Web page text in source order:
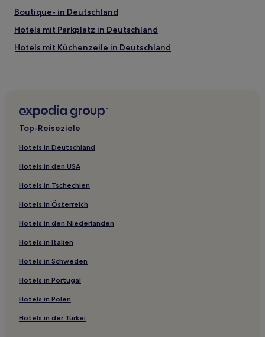
Boutique- in Deutschland
Hotels mit Parkplatz in Deutschland
Hotels mit Küchenzeile in Deutschland
Haustierfreundliche in Deutschland
Familien in Deutschland
Hotels mit Fitnessbereich in Deutschland
Hotels mit inbegriffenem Frühstück in Deutschland
Business in Deutschland
Lgbtqia-Freundliche in Deutschland
Hotels nahe Straßenbahnhaltestelle Simplonstraße
Hotels nahe Straßenbahnhaltestelle Invalidenpark
Hotels nahe Straßenbahnhaltestelle Clara-Jaschke-
Hotels nahe Straßenbahnhaltestelle Masurenstraße
Top-Reiseziele
Hotels in Deutschland
Hotels in den USA
Hotels in Tschechien
Hotels in Österreich
Hotels in den Niederlanden
Hotels in Italien
Hotels in Schweden
Hotels in Portugal
Hotels in Polen
Hotels in der Türkei